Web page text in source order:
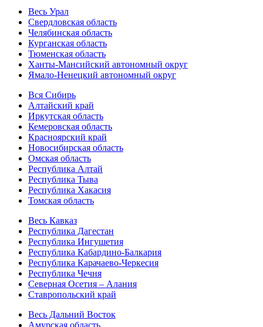
Весь Урал
Свердловская область
Челябинская область
Курганская область
Тюменская область
Ханты-Мансийский автономный округ
Ямало-Ненецкий автономный округ
Вся Сибирь
Алтайский край
Иркутская область
Кемеровская область
Красноярский край
Новосибирская область
Омская область
Республика Алтай
Республика Тыва
Республика Хакасия
Томская область
Весь Кавказ
Республика Дагестан
Республика Ингушетия
Республика Кабардино-Балкария
Республика Карачаево-Черкесия
Республика Чечня
Северная Осетия – Алания
Ставропольский край
Весь Дальний Восток
Амурская область